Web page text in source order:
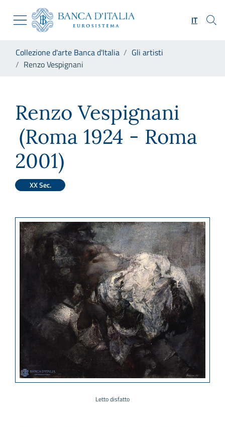
Skip to Main Content
Vai al sito istituzionale
Vai al menu di navigazione
Vai alla ricerca
Vai al footer
IT
Collezione d'arte Banca d'Italia
Gli artisti
Renzo Vespignani
Renzo Vespignani
(Roma 1924 - Roma
2001)
XX Sec.
Letto disfatto